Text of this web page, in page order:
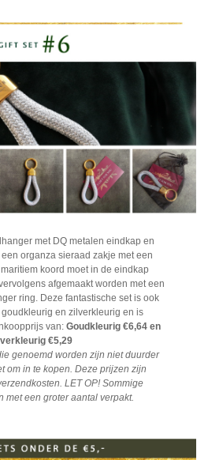
met DQ metalen eindkap en
organza sieraad zakje met een
koord moet in de eindkap
afgemaakt worden met een
ring. Deze fantastische set is ook
en zilverkleurig en is
van: Goudkleurig €6,64 en
€5,29
genoemd worden zijn niet duurder
om in te kopen. Deze prijzen zijn
LET OP! Sommige
met een groter aantal verpakt.